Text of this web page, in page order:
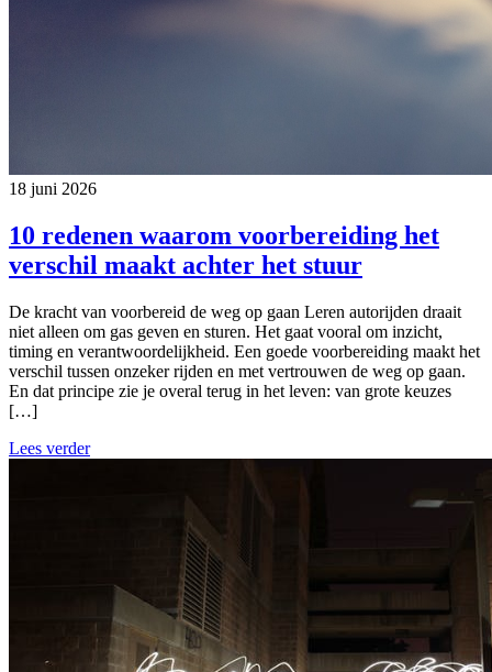
18 juni 2026
10 redenen waarom voorbereiding het
verschil maakt achter het stuur
De kracht van voorbereid de weg op gaan Leren autorijden draait
niet alleen om gas geven en sturen. Het gaat vooral om inzicht,
timing en verantwoordelijkheid. Een goede voorbereiding maakt het
verschil tussen onzeker rijden en met vertrouwen de weg op gaan.
En dat principe zie je overal terug in het leven: van grote keuzes
[…]
Lees verder